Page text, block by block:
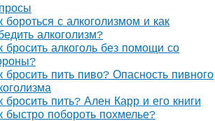
бороться с алкоголизмом и как
алкоголизм?
бросить алкоголь без помощи со
бросить пить пиво? Опасность пивного
бросить пить? Ален Карр и его книги
быстро побороть похмелье?